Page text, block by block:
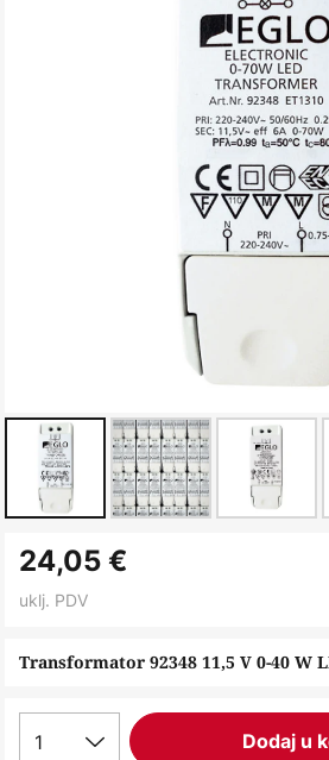
to
the
of
images
gallery
Transformator 92348 11,5 V 0-40 W
24,05 €
uklj. PDV
1 Dodaj u